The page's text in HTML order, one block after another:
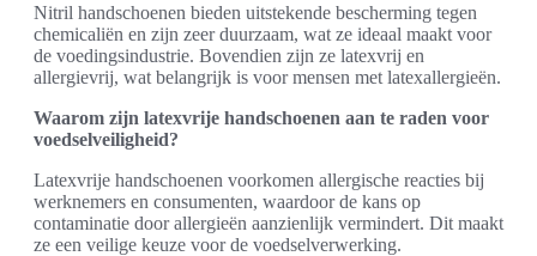
Nitril handschoenen bieden uitstekende bescherming tegen
chemicaliën en zijn zeer duurzaam, wat ze ideaal maakt voor
de voedingsindustrie. Bovendien zijn ze latexvrij en
allergievrij, wat belangrijk is voor mensen met latexallergieën.
Waarom zijn latexvrije handschoenen aan te raden voor
voedselveiligheid?
Latexvrije handschoenen voorkomen allergische reacties bij
werknemers en consumenten, waardoor de kans op
contaminatie door allergieën aanzienlijk vermindert. Dit maakt
ze een veilige keuze voor de voedselverwerking.